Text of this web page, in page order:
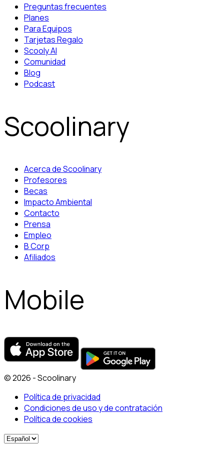
Preguntas frecuentes
Planes
Para Equipos
Tarjetas Regalo
Scooly AI
Comunidad
Blog
Podcast
Scoolinary
Acerca de Scoolinary
Profesores
Becas
Impacto Ambiental
Contacto
Prensa
Empleo
B Corp
Afiliados
Mobile
© 2026 - Scoolinary
Política de privacidad
Condiciones de uso y de contratación
Política de cookies